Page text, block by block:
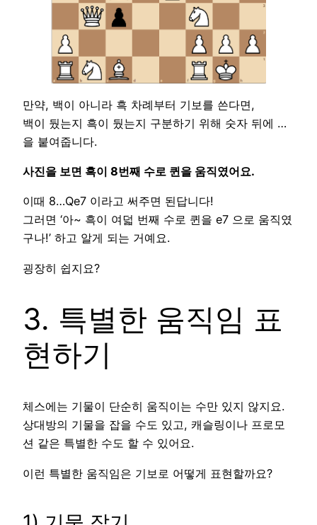
만약, 백이 아니라 흑 차례부터 기보를 쓴다면,
백이 뒀는지 흑이 뒀는지 구분하기 위해 숫자 뒤에 …
을 붙여줍니다.
사진을 보면 흑이 8번째 수로 퀸을 움직였어요.
이때 8…Qe7 이라고 써주면 된답니다!
그러면 ‘아~ 흑이 여덟 번째 수로 퀸을 e7 으로 움직였
구나!’ 하고 알게 되는 거예요.
굉장히 쉽지요?
3. 특별한 움직임 표
현하기
체스에는 기물이 단순히 움직이는 수만 있지 않지요.
상대방의 기물을 잡을 수도 있고, 캐슬링이나 프로모
션 같은 특별한 수도 할 수 있어요.
이런 특별한 움직임은 기보로 어떻게 표현할까요?